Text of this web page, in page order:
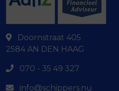
Doornstraat 405
2584 AN DEN HAAG
070 - 35 49 327
info@schippers.nu